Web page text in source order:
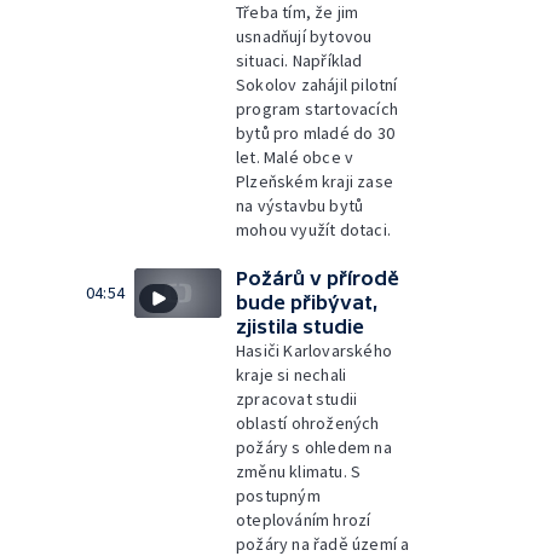
Třeba tím, že jim
usnadňují bytovou
situaci. Například
Sokolov zahájil pilotní
program startovacích
bytů pro mladé do 30
let. Malé obce v
Plzeňském kraji zase
na výstavbu bytů
mohou využít dotaci.
04:54
Požárů v přírodě
bude přibývat,
zjistila studie
Hasiči Karlovarského
kraje si nechali
zpracovat studii
oblastí ohrožených
požáry s ohledem na
změnu klimatu. S
postupným
oteplováním hrozí
požáry na řadě území a